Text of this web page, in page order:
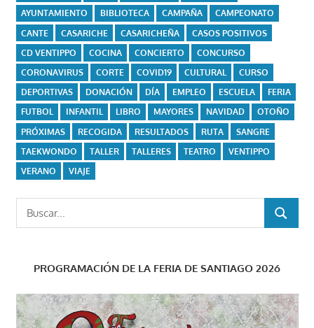
AYUNTAMIENTO
BIBLIOTECA CAMPAÑA
CAMPEONATO
CANTE
CASARICHE CASARICHEÑA
CASOS POSITIVOS
CD VENTIPPO
COCINA CONCIERTO
CONCURSO
CORONAVIRUS
CORTE COVID19 CULTURAL
CURSO
DEPORTIVAS
DONACIÓN DÍA EMPLEO ESCUELA
FERIA
FUTBOL
INFANTIL LIBRO MAYORES NAVIDAD
OTOÑO
PRÓXIMAS
RECOGIDA RESULTADOS RUTA
SANGRE
TAEKWONDO
TALLER TALLERES TEATRO
VENTIPPO
VERANO
VIAJE
Buscar:
BUSCAR
PROGRAMACIÓN DE LA FERIA DE SANTIAGO 2026